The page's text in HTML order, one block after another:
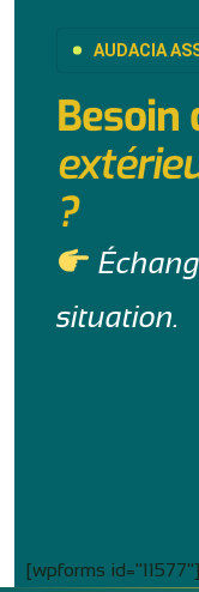
AUDACIA
Besoin
?
situation.
[wpforms id="11577"]